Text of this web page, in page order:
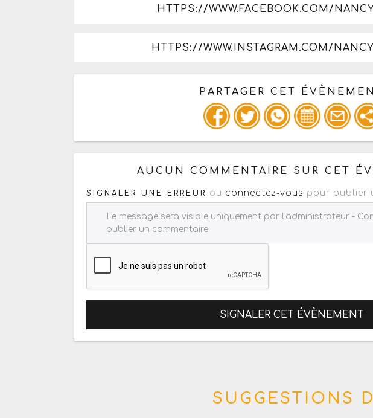
HTTPS://WWW.FACEBOOK.COM/
HTTPS://WWW.INSTAGRAM.COM/
PARTAGER CET
Copiez les infos ci-dessous pour un : mail /
AUCUN COMMENTAIRE SUR CET
SIGNALER UNE ERREUR ou connectez-vous pour publier
SIGNALER CET ÉVÈNEMENT
SUGGESTIONS